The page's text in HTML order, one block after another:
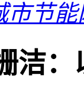
市节能
洁